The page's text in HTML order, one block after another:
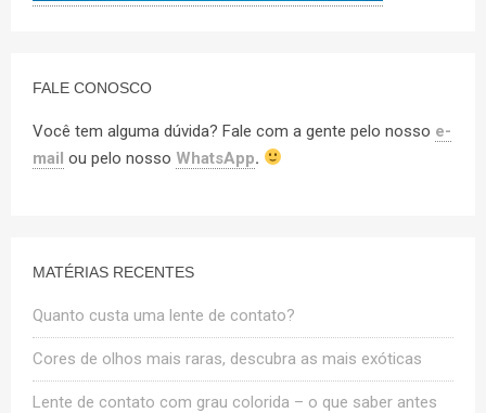
FALE CONOSCO
Você tem alguma dúvida? Fale com a gente pelo nosso e-
mail ou pelo nosso WhatsApp.
MATÉRIAS RECENTES
Quanto custa uma lente de contato?
Cores de olhos mais raras, descubra as mais exóticas
Lente de contato com grau colorida – o que saber antes